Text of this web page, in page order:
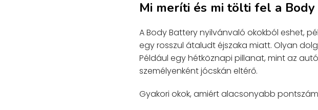
Mi meríti és mi tölti fel a
A Body Battery nyilvánvaló okokból eshet,
egy rosszul átaludt éjszaka miatt. Olyan
Például egy hétköznapi pillanat, mint az
személyenként jócskán eltérő.
Gyakori okok, amiért alacsonyabb